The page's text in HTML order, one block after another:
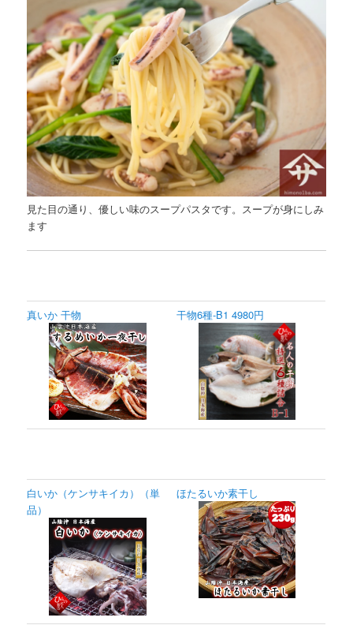
見た目の通り、優しい味のスープパスタです。スープが身にしみ
ます
真いか 干物 干物6種-B1 4980円
白いか（ケンサキイカ）（単
品）
ほたるいか素干し